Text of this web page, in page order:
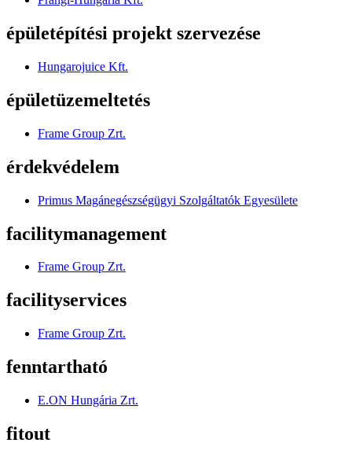
épületépítési projekt szervezése
Hungarojuice Kft.
épületüzemeltetés
Frame Group Zrt.
érdekvédelem
Primus Magánegészségügyi Szolgáltatók Egyesülete
facilitymanagement
Frame Group Zrt.
facilityservices
Frame Group Zrt.
fenntartható
E.ON Hungária Zrt.
fitout